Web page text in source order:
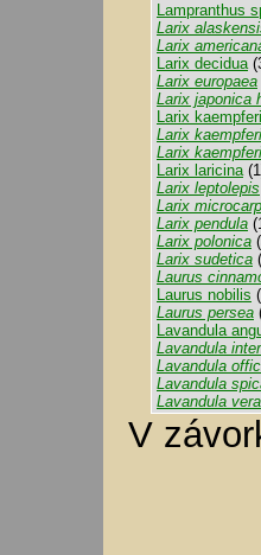
Lampranthus
Larix
Larix
Larix decidua
Larix europaea
Larix japonica
Larix kaempferi
Larix
Larix
Larix laricina
Larix leptolepis
Larix
Larix pendula
Larix polonica
Larix sudetica
Laurus
Laurus nobilis
Laurus persea
Lavandula
Lavandula
Lavandula
Lavandula
Lavandula vera
V